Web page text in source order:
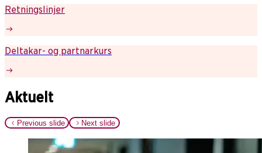
Retningslinjer
Deltakar- og partnarkurs
Aktuelt
Previous slide Next slide